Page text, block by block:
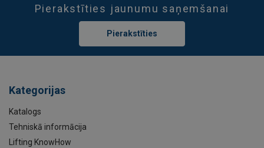
Pierakstīties jaunumu saņemšanai
Pierakstīties
Kategorijas
Katalogs
Tehniskā informācija
Lifting KnowHow